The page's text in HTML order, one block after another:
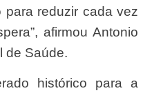
para reduzir cada vez
afirmou Antonio
de Saúde.